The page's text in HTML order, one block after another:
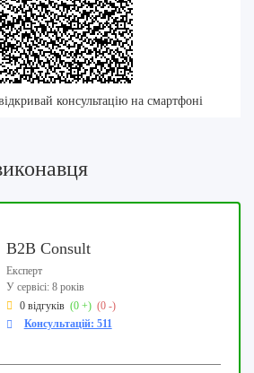
консультацію на смартфоні
B2B Consult
Експерт
У сервісі: 8 років
0 відгуків (0 +) (0 -)
Консультацій: 511